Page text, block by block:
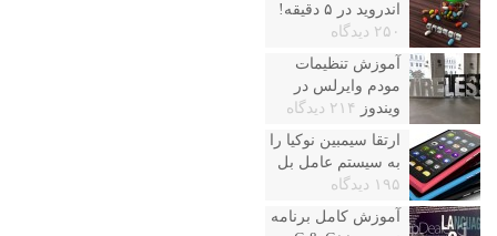
اندروید در ۵ دقیقه!
۲۵۰ دیدگاه
آموزش تنظیمات
مودم وایرلس در
ویندوز
۲۱۴ دیدگاه
ارتقا سیمبین نوکیا را
به سیستم عامل بل
۱۹۵ دیدگاه
آموزش کامل برنامه